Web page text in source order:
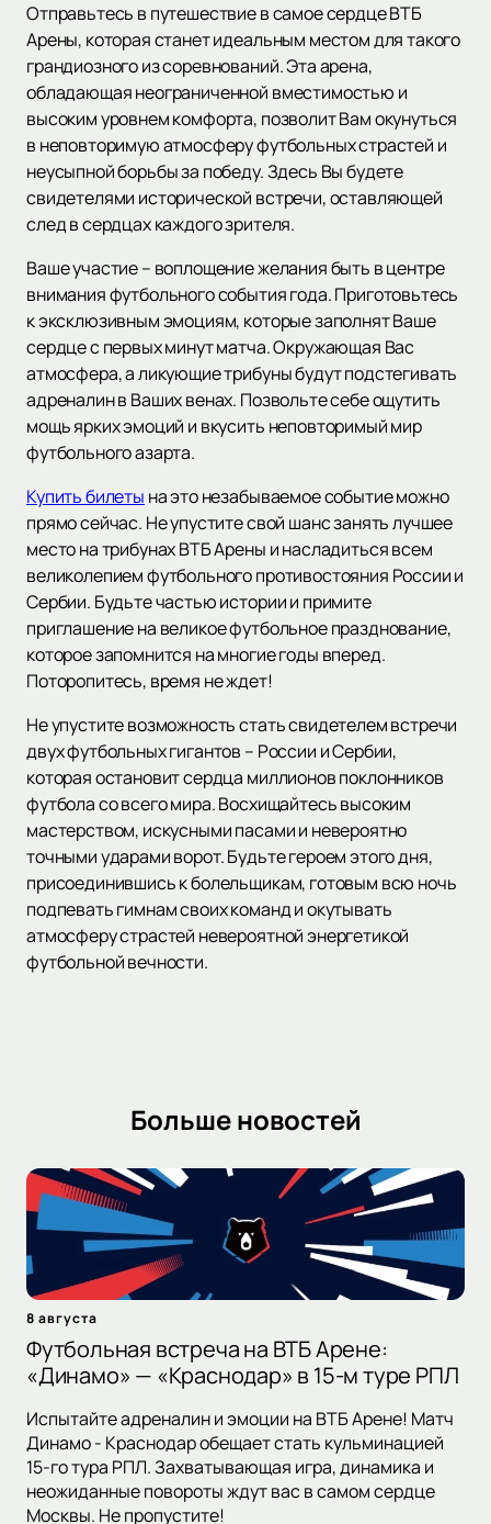
Отправьтесь в путешествие в самое сердце ВТБ
Арены, которая станет идеальным местом для такого
грандиозного из соревнований. Эта арена,
обладающая неограниченной вместимостью и
высоким уровнем комфорта, позволит Вам окунуться
в неповторимую атмосферу футбольных страстей и
неусыпной борьбы за победу. Здесь Вы будете
свидетелями исторической встречи, оставляющей
след в сердцах каждого зрителя.
Ваше участие – воплощение желания быть в центре
внимания футбольного события года. Приготовьтесь
к эксклюзивным эмоциям, которые заполнят Ваше
сердце с первых минут матча. Окружающая Вас
атмосфера, а ликующие трибуны будут подстегивать
адреналин в Ваших венах. Позвольте себе ощутить
мощь ярких эмоций и вкусить неповторимый мир
футбольного азарта.
Купить билеты на это незабываемое событие можно
прямо сейчас. Не упустите свой шанс занять лучшее
место на трибунах ВТБ Арены и насладиться всем
великолепием футбольного противостояния России и
Сербии. Будьте частью истории и примите
приглашение на великое футбольное празднование,
которое запомнится на многие годы вперед.
Поторопитесь, время не ждет!
Не упустите возможность стать свидетелем встречи
двух футбольных гигантов – России и Сербии,
которая остановит сердца миллионов поклонников
футбола со всего мира. Восхищайтесь высоким
мастерством, искусными пасами и невероятно
точными ударами ворот. Будьте героем этого дня,
присоединившись к болельщикам, готовым всю ночь
подпевать гимнам своих команд и окутывать
атмосферу страстей невероятной энергетикой
футбольной вечности.
Больше новостей
8 августа
Футбольная встреча на ВТБ Арене:
«Динамо» — «Краснодар» в 15-м туре РПЛ
Испытайте адреналин и эмоции на ВТБ Арене! Матч
Динамо - Краснодар обещает стать кульминацией
15-го тура РПЛ. Захватывающая игра, динамика и
неожиданные повороты ждут вас в самом сердце
Москвы. Не пропустите!